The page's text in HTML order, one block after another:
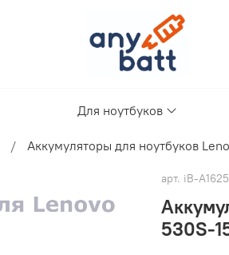
Для ноутбуков
Аккумуляторы для ноутбуков
арт. iB-A1625
530S-